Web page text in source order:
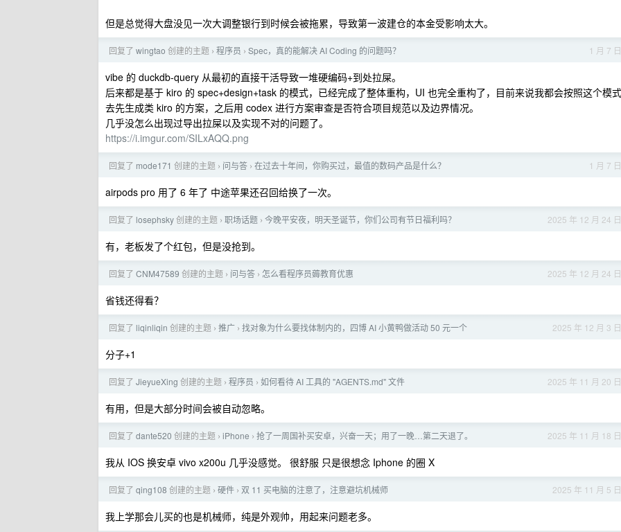
但是总觉得大盘没见一次大调整银行到时候会被拖累，导致第一波建仓的本金受影响太大。
1 月 7 日
回复了 wingtao 创建的主题 › 程序员 › Spec，真的能解决 AI Coding 的问题吗？
vibe 的 duckdb-query 从最初的直接干活导致一堆硬编码+到处拉屎。
后来都是基于 kiro 的 spec+design+task 的模式，已经完成了整体重构，UI 也完全重构了，目前来说我都会按照这个模式
去先生成类 kiro 的方案，之后用 codex 进行方案审查是否符合项目规范以及边界情况。
几乎没怎么出现过导出拉屎以及实现不对的问题了。
https://i.imgur.com/SILxAQQ.png
1 月 7 日
回复了 mode171 创建的主题 › 问与答 › 在过去十年间，你购买过，最值的数码产品是什么？
airpods pro 用了 6 年了 中途苹果还召回给换了一次。
2025 年 12 月 24 日
回复了 losephsky创建的主题 › 职场话题 › 今晚平安夜，明天圣诞节，你们公司有节日福利吗？
有，老板发了个红包，但是没抢到。
2025 年 12 月 24 日
回复了 CNM47589 创建的主题 › 问与答 › 怎么看程序员薅教育优惠
省钱还得看？
2025 年 12 月 3 日
回复了 liqinliqin 创建的主题 › 推广 › 找对象为什么要找体制内的，四博 AI 小黄鸭做活动 50 元一个
分子+1
2025 年 11 月 20 日
回复了 JieyueXing 创建的主题 › 程序员 › 如何看待 AI 工具的 "AGENTS.md" 文件
有用，但是大部分时间会被自动忽略。
2025 年 11 月 18 日
回复了 dante520 创建的主题 › iPhone › 抢了一周国补买安卓，兴奋一天；用了一晚…第二天退了。
我从 IOS 换安卓 vivo x200u 几乎没感觉。 很舒服 只是很想念 Iphone 的圈 X
2025 年 11 月 5 日
回复了 qing108 创建的主题 › 硬件 › 双 11 买电脑的注意了，注意避坑机械师
我上学那会儿买的也是机械师，纯是外观帅，用起来问题老多。